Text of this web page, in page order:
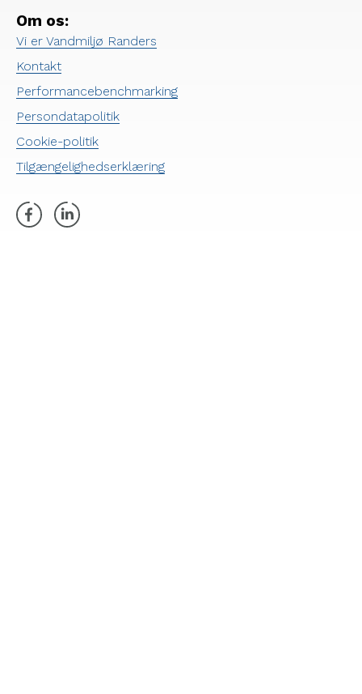
Om os:
Vi er Vandmiljø Randers
Kontakt
Performancebenchmarking
Persondatapolitik
Cookie-politik
Tilgængelighedserklæring